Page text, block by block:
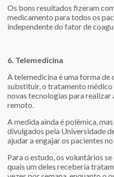
Os bons resultados fizeram
medicamento para todos os
independente do fator de
6. Telemedicina
A telemedicina é uma forma de
substituir, o tratamento médico
novas tecnologias para
remoto.
A medida ainda é polêmica,
divulgados pela Universidade
ajudar a engajar os pacientes
Para o estudo, os voluntários
quais um deles receberia